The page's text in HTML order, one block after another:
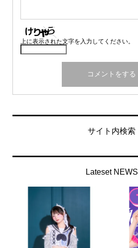
上に表示された文字を入力してください。
サイト内検索
Lateset NEWS